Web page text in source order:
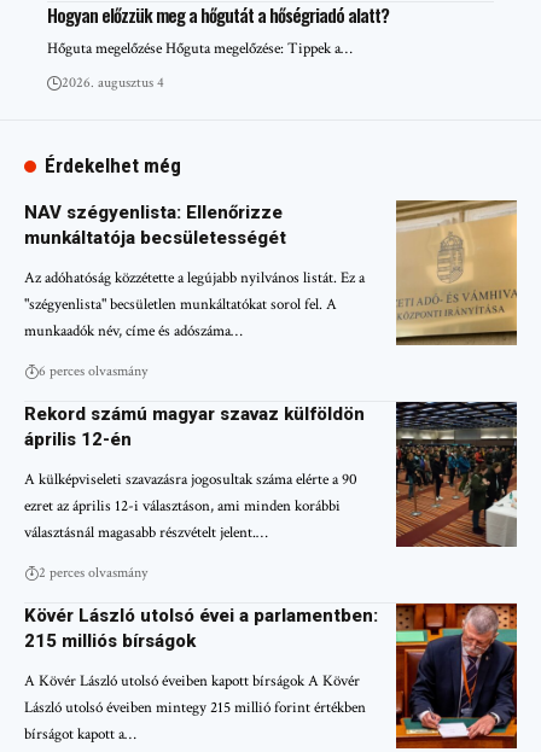
Hogyan előzzük meg a hőgutát a hőségriadó alatt?
Hőguta megelőzése Hőguta megelőzése: Tippek a…
2026. augusztus 4
Érdekelhet még
NAV szégyenlista: Ellenőrizze
munkáltatója becsületességét
Az adóhatóság közzétette a legújabb nyilvános listát. Ez a
"szégyenlista" becsületlen munkáltatókat sorol fel. A
munkaadók név, címe és adószáma…
6 perces olvasmány
Rekord számú magyar szavaz külföldön
április 12-én
A külképviseleti szavazásra jogosultak száma elérte a 90
ezret az április 12-i választáson, ami minden korábbi
választásnál magasabb részvételt jelent.…
2 perces olvasmány
Kövér László utolsó évei a parlamentben:
215 milliós bírságok
A Kövér László utolsó éveiben kapott bírságok A Kövér
László utolsó éveiben mintegy 215 millió forint értékben
bírságot kapott a…